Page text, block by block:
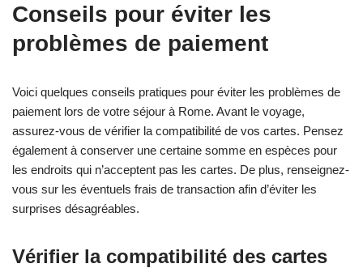
Conseils pour éviter les
problèmes de paiement
Voici quelques conseils pratiques pour éviter les problèmes de
paiement lors de votre séjour à Rome. Avant le voyage,
assurez-vous de vérifier la compatibilité de vos cartes. Pensez
également à conserver une certaine somme en espèces pour
les endroits qui n’acceptent pas les cartes. De plus, renseignez-
vous sur les éventuels frais de transaction afin d’éviter les
surprises désagréables.
Vérifier la compatibilité des cartes